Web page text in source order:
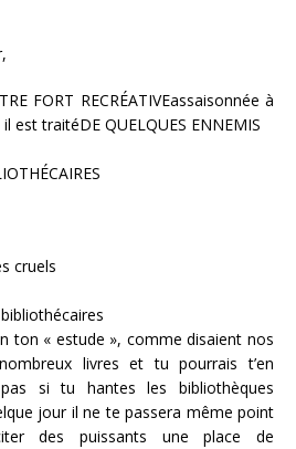
FORT RECRÉATIVEassaisonnée à
est traitéDE QUELQUES ENNEMIS
cruels
ton « estude », comme disaient nos
livres et tu pourrais t’en
si tu hantes les bibliothèques
jour il ne te passera même point
des puissants une place de